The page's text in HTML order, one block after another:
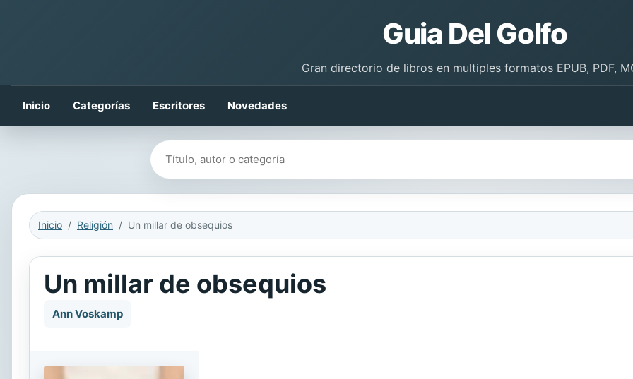
Guia Del Golfo
Gran directorio de libros en multiples formatos EPUB, PDF,
Inicio Categorías Escritores Novedades
Buscar libros
Inicio Religión Un millar de obsequios
Un millar de obsequios
Ann Voskamp